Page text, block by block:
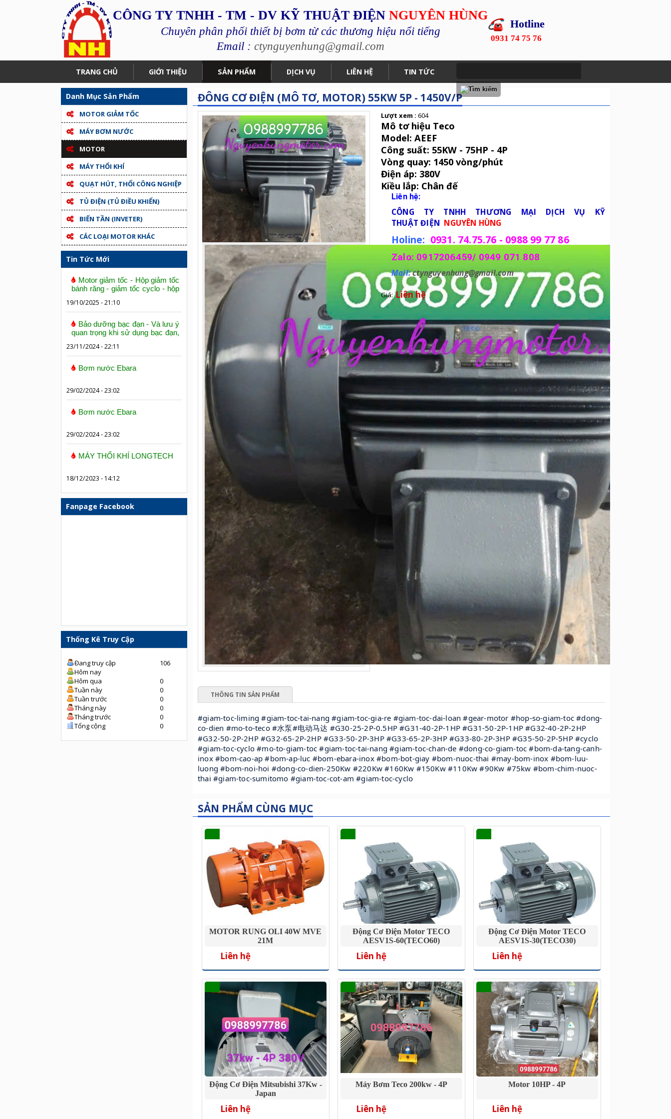
CÔNG TY TNHH - TM - DV KỸ THUẬT ĐIỆN NGUYÊN HÙNG
Chuyên phân phối thiết bị bơm từ các thương hiệu nổi tiếng
Email : ctynguyenhung@gmail.com
Hotline
0931 74 75 76
TRANG CHỦ GIỚI THIỆU SẢN PHẨM DỊCH VỤ LIÊN HỆ TIN TỨC
Danh Mục Sản Phẩm
MOTOR GIẢM TỐC
MÁY BƠM NƯỚC
MOTOR
MÁY THỔI KHÍ
QUẠT HÚT, THỔI CÔNG NGHIỆP
TỦ ĐIỆN (TỦ ĐIỀU KHIỂN)
BIẾN TẦN (INVETER)
CÁC LOẠI MOTOR KHÁC
Tin Tức Mới
Motor giảm tốc - Hộp giảm tốc
bánh răng - giảm tốc cyclo - hộp
19/10/2025 - 21:10
Bảo dưỡng bạc đạn - Và lưu ý
quan trọng khi sử dụng bạc đạn,
23/11/2024 - 22:11
Bơm nước Ebara
29/02/2024 - 23:02
Bơm nước Ebara
29/02/2024 - 23:02
MÁY THỔI KHÍ LONGTECH
18/12/2023 - 14:12
Fanpage Facebook
Thống Kê Truy Cập
Đang truy cập
106
Hôm nay
Hôm qua
0
Tuần này
0
Tuần trước
0
Tháng này
0
Tháng trước
0
Tổng cộng
0
ĐÔNG CƠ ĐIỆN (MÔ TƠ, MOTOR) 55KW 5P - 1450V/P
Lượt xem :604
Mô tơ hiệu Teco
Model: AEEF
Công suất: 55KW - 75HP - 4P
Vòng quay: 1450 vòng/phút
Điện áp: 380V
Kiều lắp: Chân đế
Liên hệ:
CÔNG TY TNHH THƯƠNG MẠI DỊCH VỤ KỸ
THUẬTĐIỆN NGUYÊN HÙNG
Holine: 0931. 74.75.76 - 0988 99 77 86
Zalo: 0917206459/ 0949 071 808
Mail:ctynguyenhung@gmail.com
Giá: Liên hệ
THÔNG TIN SẢN PHẨM
#giam-toc-liming #giam-toc-tai-nang #giam-toc-gia-re #giam-toc-dai-loan #gear-motor #hop-so-giam-toc #dong-
co-dien #mo-to-teco #水泵#电动马达 #G30-25-2P-0.5HP #G31-40-2P-1HP #G31-50-2P-1HP #G32-40-2P-2HP
#G32-50-2P-2HP #G32-65-2P-2HP #G33-50-2P-3HP #G33-65-2P-3HP #G33-80-2P-3HP #G35-50-2P-5HP #cyclo
#giam-toc-cyclo #mo-to-giam-toc #giam-toc-tai-nang #giam-toc-chan-de #dong-co-giam-toc #bom-da-tang-canh-
inox #bom-cao-ap #bom-ap-luc #bom-ebara-inox #bom-bot-giay #bom-nuoc-thai #may-bom-inox #bom-luu-
luong #bom-noi-hoi #dong-co-dien-250Kw #220Kw #160Kw #150Kw #110Kw #90Kw #75kw #bom-chim-nuoc-
thai #giam-toc-sumitomo #giam-toc-cot-am #giam-toc-cyclo
SẢN PHẨM CÙNG MỤC
MOTOR RUNG OLI 40W MVE
21M
Liên hệ
Động Cơ Điện Motor TECO
AESV1S-60(TECO60)
Liên hệ
Động Cơ Điện Motor TECO
AESV1S-30(TECO30)
Liên hệ
Động Cơ Điện Mitsubishi 37Kw -
Japan
Liên hệ
Máy Bơm Teco 200kw - 4P
Liên hệ
Motor 10HP - 4P
Liên hệ